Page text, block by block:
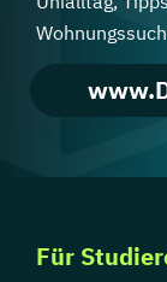
Für